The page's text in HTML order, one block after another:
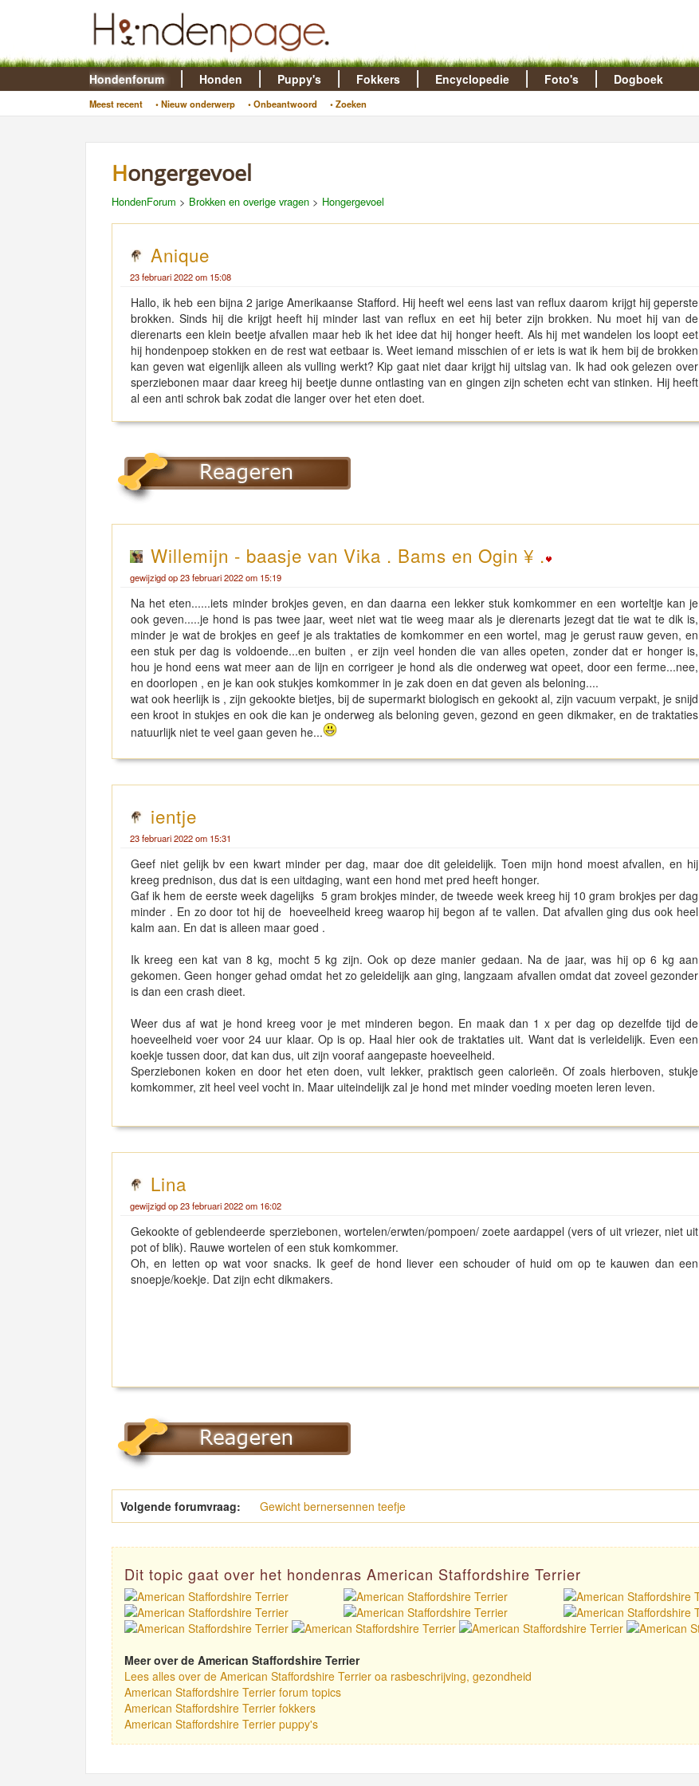
Hondenforum
Meest recent • Nieuw onderwerp • Onbeantwoord • Zoeken
Honden Puppy's Fokkers Encyclopedie Foto's Dogboek
Hongergevoel
HondenForum > Brokken en overige vragen > Hongergevoel
Anique
23 februari 2022 om 15:08
Hallo, ik heb een bijna 2 jarige Amerikaanse Stafford. Hij heeft wel eens last van reflux daarom krijgt hij geperste
brokken. Sinds hij die krijgt heeft hij minder last van reflux en eet hij beter zijn brokken. Nu moet hij van de
dierenarts een klein beetje afvallen maar heb ik het idee dat hij honger heeft. Als hij met wandelen los loopt eet
hij hondenpoep stokken en de rest wat eetbaar is. Weet iemand misschien of er iets is wat ik hem bij de brokken
kan geven wat eigenlijk alleen als vulling werkt? Kip gaat niet daar krijgt hij uitslag van. Ik had ook gelezen over
sperziebonen maar daar kreeg hij beetje dunne ontlasting van en gingen zijn scheten echt van stinken. Hij heeft
al een anti schrok bak zodat die langer over het eten doet.
Willemijn - baasje van Vika . Bams en Ogin ¥ .
gewijzigd op 23 februari 2022 om 15:19
Na het eten......iets minder brokjes geven, en dan daarna een lekker stuk komkommer en een worteltje kan je
ook geven.....je hond is pas twee jaar, weet niet wat tie weeg maar als je dierenarts jezegt dat tie wat te dik is,
minder je wat de brokjes en geef je als traktaties de komkommer en een wortel, mag je gerust rauw geven, en
een stuk per dag is voldoende...en buiten , er zijn veel honden die van alles opeten, zonder dat er honger is,
hou je hond eens wat meer aan de lijn en corrigeer je hond als die onderweg wat opeet, door een ferme...nee,
en doorlopen , en je kan ook stukjes komkommer in je zak doen en dat geven als beloning....
wat ook heerlijk is , zijn gekookte bietjes, bij de supermarkt biologisch en gekookt al, zijn vacuum verpakt, je snijd
een kroot in stukjes en ook die kan je onderweg als beloning geven, gezond en geen dikmaker, en de traktaties
natuurlijk niet te veel gaan geven he...
ientje
23 februari 2022 om 15:31
Geef niet gelijk bv een kwart minder per dag, maar doe dit geleidelijk. Toen mijn hond moest afvallen, en hij
kreeg prednison, dus dat is een uitdaging, want een hond met pred heeft honger.
Gaf ik hem de eerste week dagelijks 5 gram brokjes minder, de tweede week kreeg hij 10 gram brokjes per dag
minder . En zo door tot hij de hoeveelheid kreeg waarop hij begon af te vallen. Dat afvallen ging dus ook heel
kalm aan. En dat is alleen maar goed .
Ik kreeg een kat van 8 kg, mocht 5 kg zijn. Ook op deze manier gedaan. Na de jaar, was hij op 6 kg aan
gekomen. Geen honger gehad omdat het zo geleidelijk aan ging, langzaam afvallen omdat dat zoveel gezonder
is dan een crash dieet.
Weer dus af wat je hond kreeg voor je met minderen begon. En maak dan 1 x per dag op dezelfde tijd de
hoeveelheid voer voor 24 uur klaar. Op is op. Haal hier ook de traktaties uit. Want dat is verleidelijk. Even een
koekje tussen door, dat kan dus, uit zijn vooraf aangepaste hoeveelheid.
Sperziebonen koken en door het eten doen, vult lekker, praktisch geen calorieën. Of zoals hierboven, stukje
komkommer, zit heel veel vocht in. Maar uiteindelijk zal je hond met minder voeding moeten leren leven.
Lina
gewijzigd op 23 februari 2022 om 16:02
Gekookte of geblendeerde sperziebonen, wortelen/erwten/pompoen/ zoete aardappel (vers of uit vriezer, niet uit
pot of blik). Rauwe wortelen of een stuk komkommer.
Oh, en letten op wat voor snacks. Ik geef de hond liever een schouder of huid om op te kauwen dan een
snoepje/koekje. Dat zijn echt dikmakers.
Volgende forumvraag: Gewicht bernersennen teefje
Dit topic gaat over het hondenras American Staffordshire Terrier
Meer over de American Staffordshire Terrier
Lees alles over de American Staffordshire Terrier oa rasbeschrijving, gezondheid
American Staffordshire Terrier forum topics
American Staffordshire Terrier fokkers
American Staffordshire Terrier puppy's